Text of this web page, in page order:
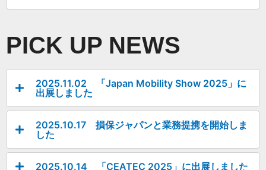
PICK UP NEWS
2025.11.02 「Japan Mobility Show 2025」に
出展しました
2025.10.17 損保ジャパンと業務提携を開始しま
した
2025.10.14 「CEATEC 2025」に出展しました